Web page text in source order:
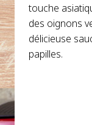
touche
des oignons
délicieuse
papilles.